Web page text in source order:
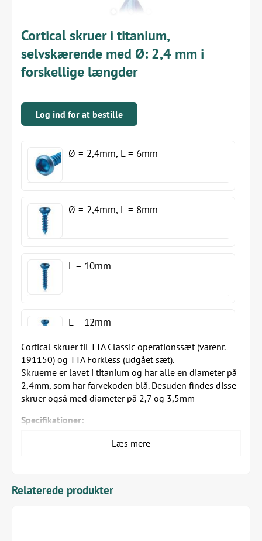
Cortical skruer i titanium,
selvskærende med Ø: 2,4 mm i
forskellige længder
Log ind for at bestille
Ø = 2,4mm, L = 6mm
Ø = 2,4mm, L = 8mm
L = 10mm
L = 12mm
L = 14mm
L = 18mm
Cortical skruer til TTA Classic operationssæt (varenr.
191150) og TTA Forkless (udgået sæt).
Skruerne er lavet i titanium og har alle en diameter på
2,4mm, som har farvekoden blå. Desuden findes disse
skruer også med diameter på 2,7 og 3,5mm
Specifikationer:
Gevinddiameter: 2,4 mm
Autoklaverbar (leveres ikke steril pakket)
Læs mere
Relaterede produkter